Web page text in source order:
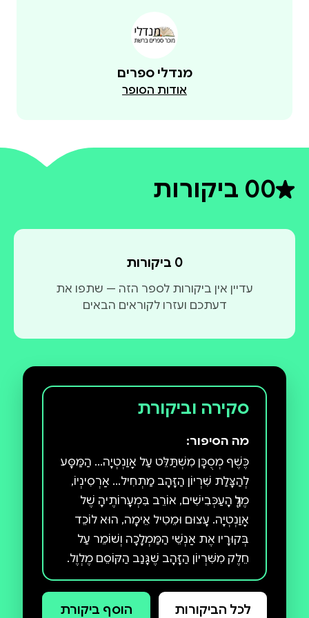
מנדלי ספרים
אודות הסופר
0דירוג ממוצע 0 מתוך 5
0 ביקורות
0 ביקורות
עדיין אין ביקורות לספר הזה — שתפו את
דעתכם ועזרו לקוראים הבאים
סקירה וביקורת
מה הסיפור:
כֶּשֶׁף מְסֻכָּן מִשְׁתַּלֵּט עַל אָוַנְטְיָה... הַמַּסָּע
לְהַצָּלַת שִׁרְיוֹן הַזָּהָב מַתְחִיל... אַרְסִינְיוֹ,
מֶלֶךְ הָעַכְּבִישִׁים, אוֹרֵב בִּמְעָרוֹתֶיהָ שֶׁל
אָוַנְטְיָה. עָצוּם וּמֵטִיל אֵימָה, הוּא לוֹכֵד
בְּקוּרָיו אֶת אַנְשֵׁי הַמַּמְלָכָה וְשׁוֹמֵר עַל
חֵלֶק מִשִּׁרְיוֹן הַזָּהָב שֶׁגָּנַב הַקּוֹסֵם מֶלְוֶל.
תוֹם וְאֵלֵנָה כְּבָר מָצְאוּ וְהֶחְזִירוּ אַרְבָּעָה
מִתּוֹךְ שֵׁשֶׁת חֶלְקֵי הַשִּׁרְיוֹן הַקָּסוּם. הַאִם
לכל הביקורות הוסף ביקורת